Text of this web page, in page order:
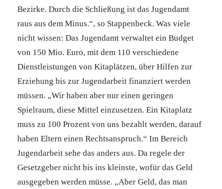
Bezirke. Durch die Schließung ist das Jugendamt
raus aus dem Minus.“, so Stappenbeck. Was viele
nicht wissen: Das Jugendamt verwaltet ein Budget
von 150 Mio. Euro, mit dem 110 verschiedene
Dienstleistungen von Kitaplätzen, über Hilfen zur
Erziehung bis zur Jugendarbeit finanziert werden
müssen. „Wir haben aber nur einen geringen
Spielraum, diese Mittel einzusetzen. Ein Kitaplatz
muss zu 100 Prozent von uns bezahlt werden, darauf
haben Eltern einen Rechtsanspruch.“ Im Bereich
Jugendarbeit sehe das anders aus. Da regele der
Gesetzgeber nicht bis ins kleinste, wofür das Geld
ausgegeben werden müsse. „Aber Geld, das man